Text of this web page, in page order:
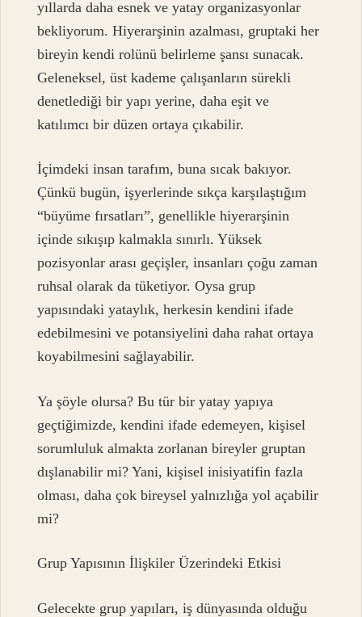
yıllarda daha esnek ve yatay organizasyonlar
bekliyorum. Hiyerarşinin azalması, gruptaki her
bireyin kendi rolünü belirleme şansı sunacak.
Geleneksel, üst kademe çalışanların sürekli
denetlediği bir yapı yerine, daha eşit ve
katılımcı bir düzen ortaya çıkabilir.
İçimdeki insan tarafım, buna sıcak bakıyor.
Çünkü bugün, işyerlerinde sıkça karşılaştığım
“büyüme fırsatları”, genellikle hiyerarşinin
içinde sıkışıp kalmakla sınırlı. Yüksek
pozisyonlar arası geçişler, insanları çoğu zaman
ruhsal olarak da tüketiyor. Oysa grup
yapısındaki yataylık, herkesin kendini ifade
edebilmesini ve potansiyelini daha rahat ortaya
koyabilmesini sağlayabilir.
Ya şöyle olursa? Bu tür bir yatay yapıya
geçtiğimizde, kendini ifade edemeyen, kişisel
sorumluluk almakta zorlanan bireyler gruptan
dışlanabilir mi? Yani, kişisel inisiyatifin fazla
olması, daha çok bireysel yalnızlığa yol açabilir
mi?
Grup Yapısının İlişkiler Üzerindeki Etkisi
Gelecekte grup yapıları, iş dünyasında olduğu